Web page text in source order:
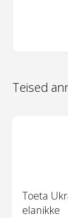
Teised
Toeta
elanikke